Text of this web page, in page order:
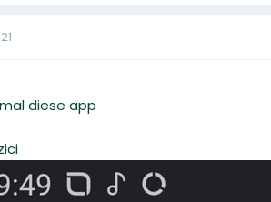
diese app